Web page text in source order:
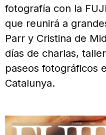
fotografía con la
que reunirá a
Parr y Cristina de
días de charlas,
paseos fotográficos
Catalunya.